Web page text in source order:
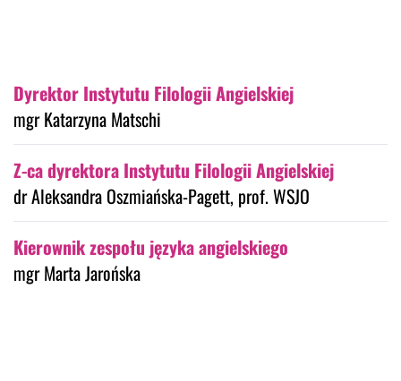
Dyrektor Instytutu Filologii Angielskiej
mgr Katarzyna Matschi
Z-ca dyrektora Instytutu Filologii Angielskiej
dr Aleksandra Oszmiańska-Pagett, prof. WSJO
Kierownik zespołu języka angielskiego
mgr Marta Jarońska